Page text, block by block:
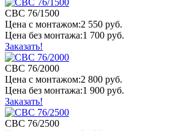
СВС 76/1500
Цена с монтажом:2 550 руб.
Цена без монтажа:1 700 руб.
Заказать!
СВС 76/2000
Цена с монтажом:2 800 руб.
Цена без монтажа:1 900 руб.
Заказать!
СВС 76/2500